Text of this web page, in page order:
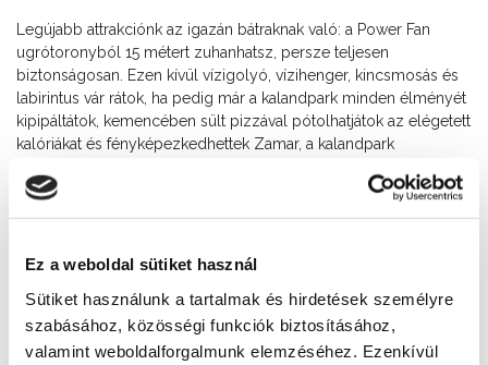
Ez a weboldal sütiket használ
Sütiket használunk a tartalmak és hirdetések személyre
szabásához, közösségi funkciók biztosításához,
valamint weboldalforgalmunk elemzéséhez. Ezenkívül
Legújabb attrakciónk az igazán bátraknak való: a Power Fan
ugrótoronyból 15 métert zuhanhatsz, persze teljesen
biztonságosan. Ezen kívül vízigolyó, vízihenger, kincsmosás és
labirintus vár rátok, ha pedig már a kalandpark minden élményét
kipipáltátok, kemencében sült pizzával pótolhatjátok az elégetett
kalóriákat és fényképezkedhettek Zamar, a kalandpark
8621 Zamárdi, Siófoki út
Weboldal